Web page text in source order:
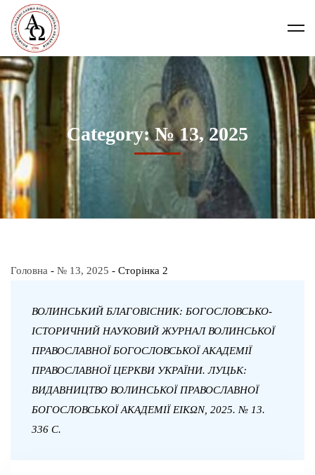
Category: № 13, 2025
Головна - № 13, 2025 - Сторінка 2
ВОЛИНСЬКИЙ БЛАГОВІСНИК: БОГОСЛОВСЬКО-
ІСТОРИЧНИЙ НАУКОВИЙ ЖУРНАЛ ВОЛИНСЬКОЇ
ПРАВОСЛАВНОЇ БОГОСЛОВСЬКОЇ АКАДЕМІЇ
ПРАВОСЛАВНОЇ ЦЕРКВИ УКРАЇНИ. ЛУЦЬК:
ВИДАВНИЦТВО ВОЛИНСЬКОЇ ПРАВОСЛАВНОЇ
БОГОСЛОВСЬКОЇ АКАДЕМІЇ EIKΩN, 2025. № 13.
336 С.